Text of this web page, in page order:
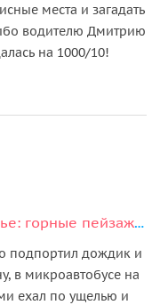
места и загадать
водителю Дмитрию
на 1000/10!
Авторский тур в Гуамское ущелье: горные пейзажи и отдых в термах
подпортил дождик и
в микроавтобусе на
ехал по ущелью и